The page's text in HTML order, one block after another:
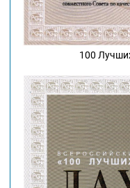
100